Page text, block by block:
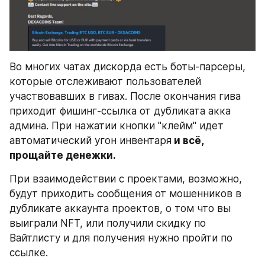
Во многих чатах дискорда есть боты-парсеры,
которые отслеживают пользователей
участвовавших в гивах. После окончания гива
приходит фишинг-ссылка от дубликата акка
админа. При нажатии кнопки "клейм" идет
автоматический угон инвентаря и всё,
прощайте денежки.
При взаимодействии с проектами, возможно,
будут приходить сообщения от мошенников в
дубликате аккаунта проектов, о том что вы
выиграли NFT, или получили скидку по
Вайтлисту и для получения нужно пройти по
ссылке.